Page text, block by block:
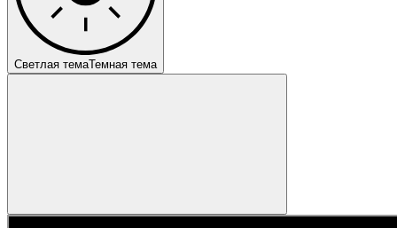
Светлая темаТемная тема